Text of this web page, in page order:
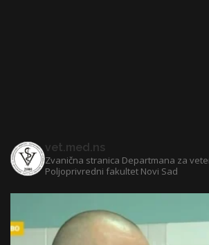
vet.med.ns
Zvanična stranica Departmana za
Poljoprivredni fakultet Novi Sad